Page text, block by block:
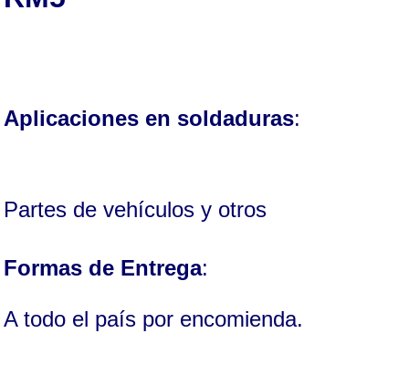
Aplicaciones en soldaduras:
Partes de vehículos y otros
Formas de Entrega:
A todo el país por encomienda.